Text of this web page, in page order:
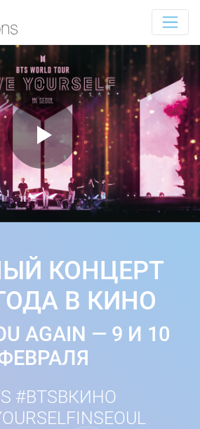
КОНЦЕРТ
В КИНО
AGAIN — 9 И 10
#BTSВКИНО